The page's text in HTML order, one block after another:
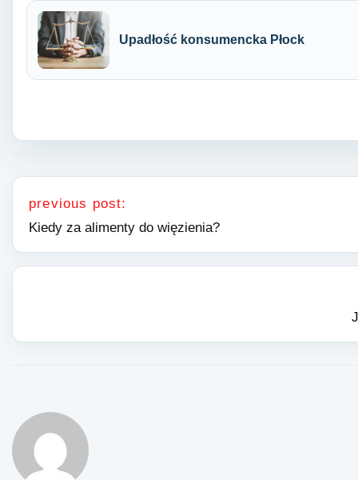
Upadłość konsumencka Płock
Nawigacja wpisu
previous post:
Kiedy za alimenty do więzienia?